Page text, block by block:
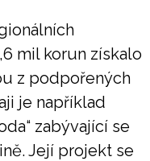
mil korun získalo
z podpořených
je například
zabývající se
Její projekt se